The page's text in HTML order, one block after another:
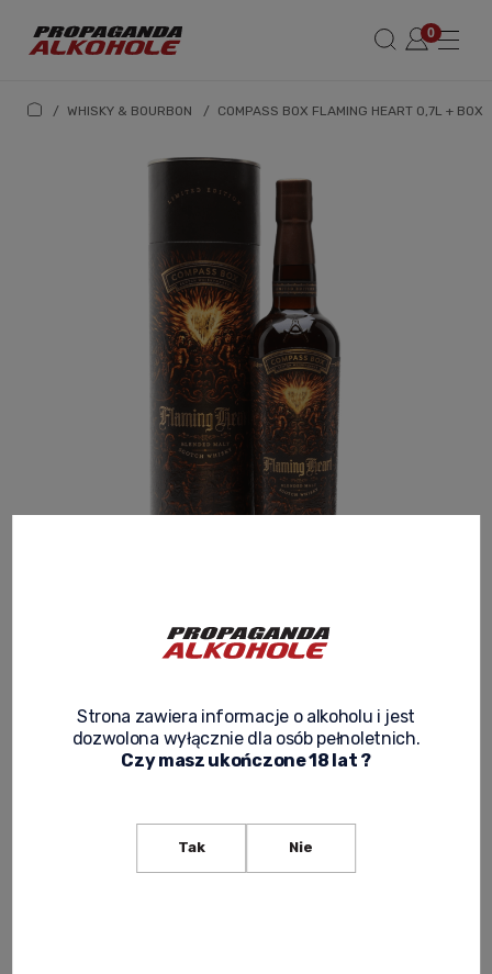
/ WHISKY & BOURBON / COMPASS BOX FLAMING HEART 0,7L + BOX
COMPASS BOX FLAMING HEART 0,7L +
Product code: WHISKY 219
Strona zawiera informacje o alkoholu i jest
dozwolona wyłącznie dla osób pełnoletnich.
Czy masz ukończone 18 lat ?
Tak Nie